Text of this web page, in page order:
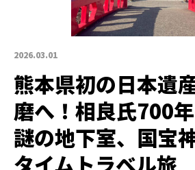
2026.03.01
熊本県初の日本遺
磨へ！相良氏700
謎の地下室、国宝
タイムトラベル旅